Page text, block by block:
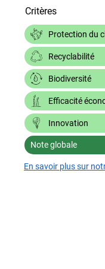
Critères
Protection du
Recyclabilité
Biodiversité
Efficacité
Innovation
Note globale
En savoir plus sur